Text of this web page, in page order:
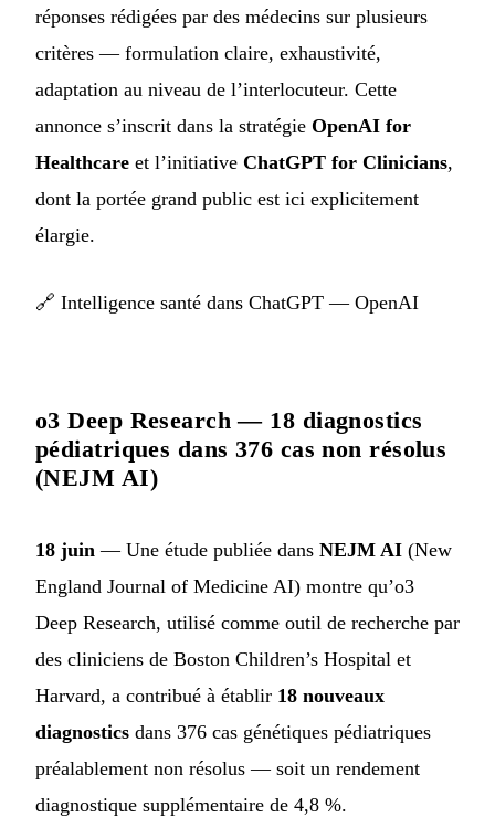
réponses rédigées par des médecins sur plusieurs
critères — formulation claire, exhaustivité,
adaptation au niveau de l’interlocuteur. Cette
annonce s’inscrit dans la stratégie OpenAI for
Healthcare et l’initiative ChatGPT for Clinicians,
dont la portée grand public est ici explicitement
élargie.
🔗 Intelligence santé dans ChatGPT — OpenAI
o3 Deep Research — 18 diagnostics
pédiatriques dans 376 cas non résolus
(NEJM AI)
18 juin — Une étude publiée dans NEJM AI (New
England Journal of Medicine AI) montre qu’o3
Deep Research, utilisé comme outil de recherche par
des cliniciens de Boston Children’s Hospital et
Harvard, a contribué à établir 18 nouveaux
diagnostics dans 376 cas génétiques pédiatriques
préalablement non résolus — soit un rendement
diagnostique supplémentaire de 4,8 %.